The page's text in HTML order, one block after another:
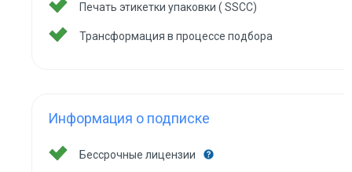
Печать этикетки упаковки ( SSCC)
Трансформация в процессе подбора
Информация о подписке
Бессрочные лицензии